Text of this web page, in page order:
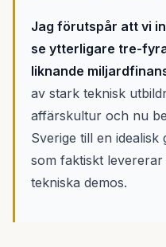
Jag förutspår att vi
se ytterligare tre-
liknande
av stark teknisk
affärskultur och nu
Sverige till en
som faktiskt
tekniska demos.